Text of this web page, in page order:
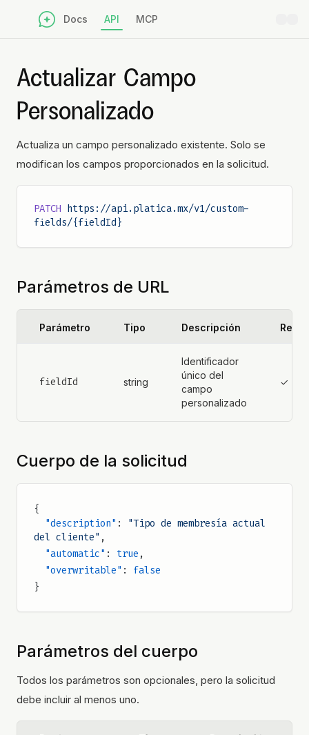
Docs API MCP
Actualizar Campo
Personalizado
Actualiza un campo personalizado existente. Solo se
modifican los campos proporcionados en la solicitud.
PATCH https://api.platica.mx/v1/custom-
fields/{fieldId}
Parámetros de URL
Parámetro Tipo Descripción
fieldId string
Identificador
único del
campo
personalizado
✓
Cuerpo de la solicitud
{
  "description"
:
"Tipo de membresía actual
del cliente" ,
  "automatic"
: true ,
  "overwritable"
: false
}
Parámetros del cuerpo
Todos los parámetros son opcionales, pero la solicitud
debe incluir al menos uno.